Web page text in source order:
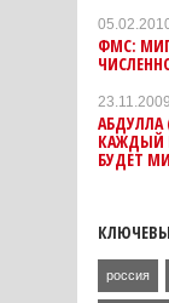
ФМС:
23.11.2009
АБДУЛЛА
КАЖДЫЙ
БУДЕТ
россия